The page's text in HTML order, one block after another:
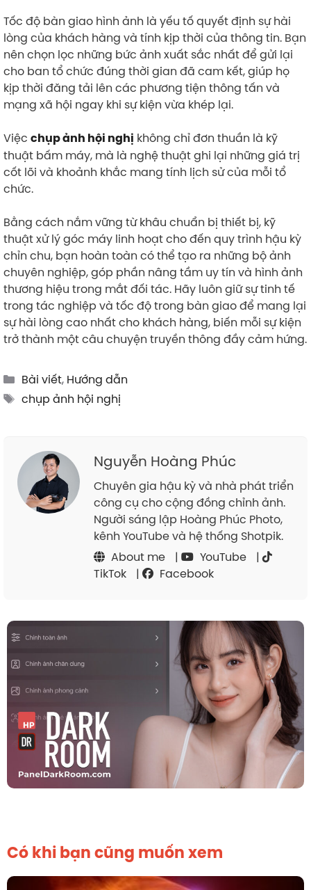
Tốc độ bàn giao hình ảnh là yếu tố quyết định sự hài
lòng của khách hàng và tính kịp thời của thông tin. Bạn
nên chọn lọc những bức ảnh xuất sắc nhất để gửi lại
cho ban tổ chức đúng thời gian đã cam kết, giúp họ
kịp thời đăng tải lên các phương tiện thông tấn và
mạng xã hội ngay khi sự kiện vừa khép lại.
Việc chụp ảnh hội nghị không chỉ đơn thuần là kỹ
thuật bấm máy, mà là nghệ thuật ghi lại những giá trị
cốt lõi và khoảnh khắc mang tính lịch sử của mỗi tổ
chức.
Bằng cách nắm vững từ khâu chuẩn bị thiết bị, kỹ
thuật xử lý góc máy linh hoạt cho đến quy trình hậu kỳ
chỉn chu, bạn hoàn toàn có thể tạo ra những bộ ảnh
chuyên nghiệp, góp phần nâng tầm uy tín và hình ảnh
thương hiệu trong mắt đối tác. Hãy luôn giữ sự tinh tế
trong tác nghiệp và tốc độ trong bàn giao để mang lại
sự hài lòng cao nhất cho khách hàng, biến mỗi sự kiện
trở thành một câu chuyện truyền thông đầy cảm hứng.
Categories
Bài viết, Hướng dẫn
Tags
chụp ảnh hội nghị
Nguyễn Hoàng Phúc
Chuyên gia hậu kỳ và nhà phát triển
công cụ cho cộng đồng chỉnh ảnh.
Người sáng lập Hoàng Phúc Photo,
kênh YouTube và hệ thống Shotpik.
About me
| YouTube
|
TikTok
| Facebook
Có khi bạn cũng muốn xem